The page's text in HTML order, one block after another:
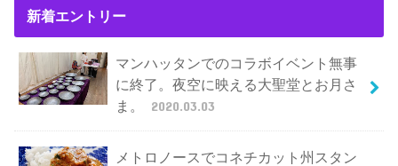
新着エントリー
マンハッタンでのコラボイベント無事
に終了。夜空に映える大聖堂とお月さ
ま。
2020.03.03
メトロノースでコネチカット州スタン